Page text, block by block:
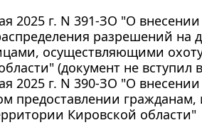
2025 г. N 391-ЗО "О
разрешений на
осуществляющими
(документ не вступил
2025 г. N 390-ЗО "О
предоставлении
Кировской области"